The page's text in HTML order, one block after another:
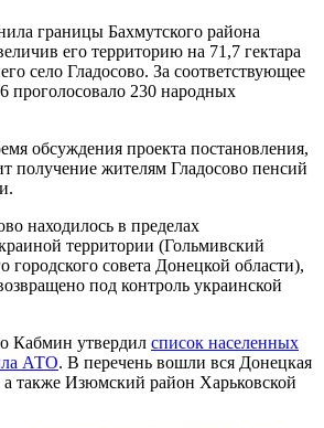
границы Бахмутского района
его территорию на 71,7 гектара
село Гладосово. За соответствующее
проголосовало 230 народных
обсуждения проекта постановления,
получение жителям Гладосово пенсий
находилось в пределах
территории (Гольмивский
городского совета Донецкой области),
под контроль украинской
Кабмин утвердил список населенных
АТО. В перечень вошли вся Донецкая
а также Изюмский район Харьковской